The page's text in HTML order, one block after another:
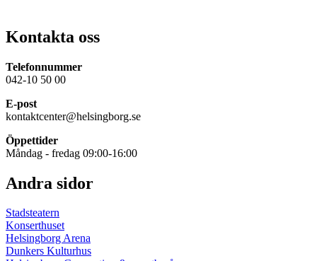
Kontakta oss
Telefonnummer
042-10 50 00
E-post
kontaktcenter@helsingborg.se
Öppettider
Måndag - fredag 09:00-16:00
Andra sidor
Stadsteatern
Konserthuset
Helsingborg Arena
Dunkers Kulturhus